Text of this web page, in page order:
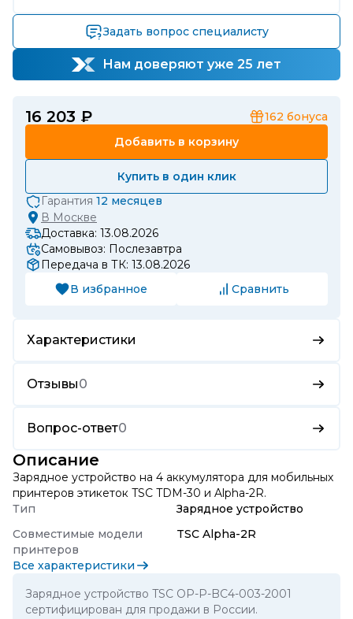
Задать вопрос специалисту
Нам доверяют уже 25 лет
16 203 ₽ 162 бонуса
Добавить в корзину
Купить в один клик
Гарантия 12 месяцев
В Москве
Доставка: 13.08.2026
Самовывоз: Послезавтра
Передача в ТК: 13.08.2026
В избранное
Сравнить
Характеристики
Отзывы0
Вопрос-ответ0
Описание
Зарядное устройство на 4 аккумулятора для мобильных
принтеров этикеток TSC TDM-30 и Alpha-2R.
Тип
Зарядное устройство
Совместимые модели
принтеров
TSC Alpha-2R
Все характеристики
Зарядное устройство TSC OP-P-BC4-003-2001
сертифицирован для продажи в России.